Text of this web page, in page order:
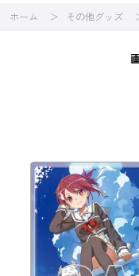
ホーム その他グッズ